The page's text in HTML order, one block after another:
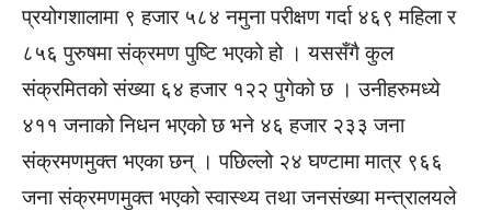
प्रयोगशालामा ९ हजार ५८४ नमुना परीक्षण गर्दा ४६९ महिला र
८५६ पुरुषमा संक्रमण पुष्टि भएको हो । यससँगै कुल
संक्रमितको संख्या ६४ हजार १२२ पुगेको छ । उनीहरुमध्ये
४११ जनाको निधन भएको छ भने ४६ हजार २३३ जना
संक्रमणमुक्त भएका छन् । पछिल्लो २४ घण्टामा मात्र ९६६
जना संक्रमणमुक्त भएको स्वास्थ्य तथा जनसंख्या मन्त्रालयले